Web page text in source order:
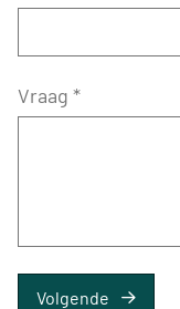
Vraag *
Volgende